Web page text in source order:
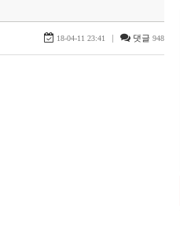
18-04-11 23:41 | 댓글 948